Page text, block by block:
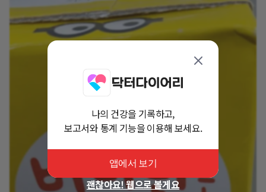
나의 건강을 기록하고,
보고서와 통계 기능을 이용해 보세요.
앱에서 보기
괜찮아요! 웹으로 볼게요